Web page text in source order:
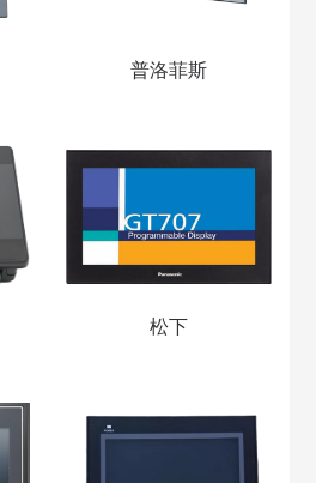
普洛菲斯
松下